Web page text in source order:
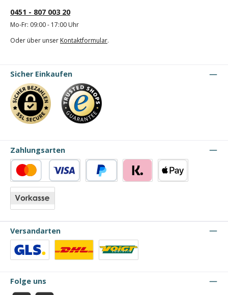
0451 - 807 003 20
Mo-Fr: 09:00 - 17:00 Uhr
Oder über unser Kontaktformular.
Sicher Einkaufen
Zahlungsarten
Kredit- oder Debitkarte
Versandarten
Folge uns